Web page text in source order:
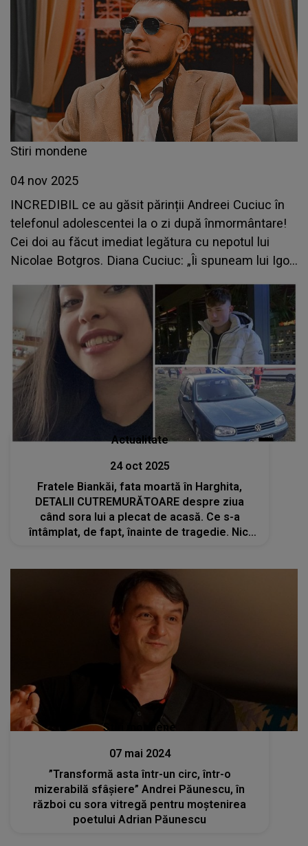
Stiri mondene
04 nov 2025
INCREDIBIL ce au găsit părinții Andreei Cuciuc în
telefonul adolescentei la o zi după înmormântare!
Cei doi au făcut imediat legătura cu nepotul lui
Nicolae Botgros. Diana Cuciuc: „Îi spuneam lui Igor:
Actualitate
24 oct 2025
Fratele Biankăi, fata moartă în Harghita,
DETALII CUTREMURĂTOARE despre ziua
când sora lui a plecat de acasă. Ce s-a
întâmplat, de fapt, înainte de tragedie. Nici
Stiri mondene
07 mai 2024
”Transformă asta într-un circ, într-o
mizerabilă sfâșiere” Andrei Păunescu, în
război cu sora vitregă pentru moștenirea
poetului Adrian Păunescu